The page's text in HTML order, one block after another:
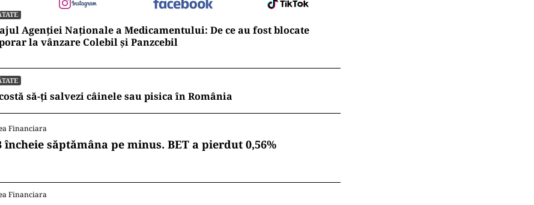
Agenției Naționale a Medicamentului: De ce au fost blocate
la vânzare Colebil și Panzcebil
să-ți salvezi câinele sau pisica în România
Financiara
încheie săptămâna pe minus. BET a pierdut 0,56%
Financiara